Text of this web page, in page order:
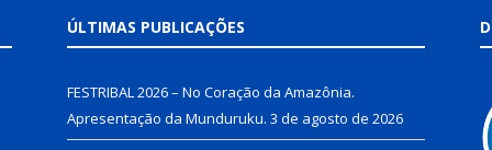
ÚLTIMAS PUBLICAÇÕES
FESTRIBAL 2026 – No Coração da Amazônia.
Apresentação da Munduruku. 3 de agosto de 2026